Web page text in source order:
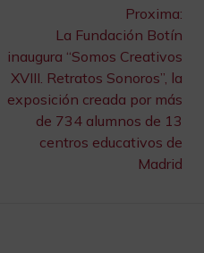
Proxima:
La Fundación Botín
inaugura “Somos Creativos
XVIII. Retratos Sonoros”, la
exposición creada por más
de 734 alumnos de 13
centros educativos de
Madrid